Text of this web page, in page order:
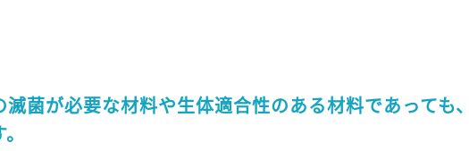
滅菌が必要な材料や生体適合性のある材料であっても